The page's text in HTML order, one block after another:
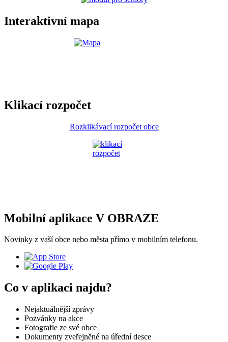
Interaktivní mapa
Klikací rozpočet
Rozklikávací rozpočet obce
Mobilní aplikace V OBRAZE
Novinky z vaší obce nebo města přímo v mobilním telefonu.
Co v aplikaci najdu?
Nejaktuálnější zprávy
Pozvánky na akce
Fotografie ze své obce
Dokumenty zveřejněné na úřední desce